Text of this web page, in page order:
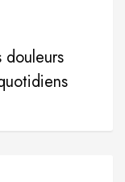
douleurs